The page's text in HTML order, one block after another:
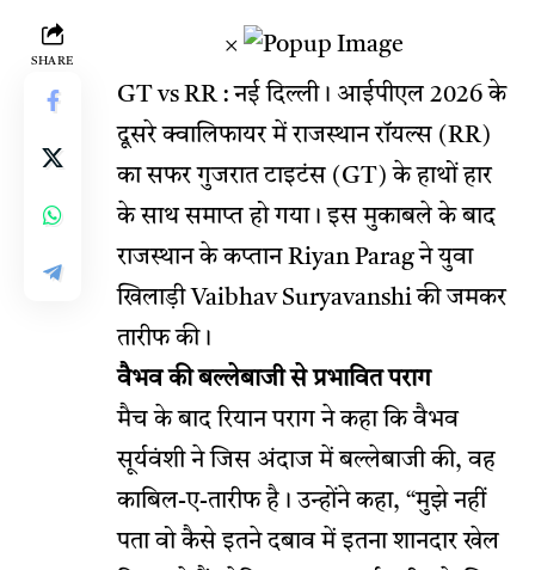
SHARE
×
GT vs RR : नई दिल्ली। आईपीएल 2026 के
दूसरे क्वालिफायर में राजस्थान रॉयल्स (RR)
का सफर गुजरात टाइटंस (GT) के हाथों हार
के साथ समाप्त हो गया। इस मुकाबले के बाद
राजस्थान के कप्तान Riyan Parag ने युवा
खिलाड़ी Vaibhav Suryavanshi की जमकर
तारीफ की।
वैभव की बल्लेबाजी से प्रभावित पराग
मैच के बाद रियान पराग ने कहा कि वैभव
सूर्यवंशी ने जिस अंदाज में बल्लेबाजी की, वह
काबिल-ए-तारीफ है। उन्होंने कहा, “मुझे नहीं
पता वो कैसे इतने दबाव में इतना शानदार खेल